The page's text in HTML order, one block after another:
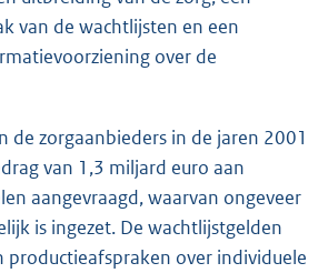
van de wachtlijsten en een
over de
de zorgaanbieders in de jaren 2001
van 1,3 miljard euro aan
aangevraagd, waarvan ongeveer
is ingezet. De wachtlijstgelden
productieafspraken over individuele